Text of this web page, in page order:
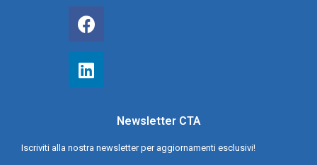
Newsletter CTA
Iscriviti alla nostra newsletter per aggiornamenti esclusivi!